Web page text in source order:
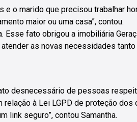
e o marido que precisou trabalhar
maior ou uma casa”, contou.
Esse fato obrigou a imobiliária
as novas necessidades
desnecessário de pessoas
à Lei LGPD de proteção dos
link seguro”, contou Samantha.